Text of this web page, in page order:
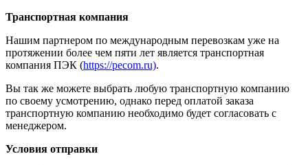
Транспортная компания
Нашим партнером по международным перевозкам уже на
протяжении более чем пяти лет является транспортная
компания ПЭК (https://pecom.ru).
Вы так же можете выбрать любую транспортную компанию
по своему усмотрению, однако перед оплатой заказа
транспортную компанию необходимо будет согласовать с
менеджером.
Условия отправки